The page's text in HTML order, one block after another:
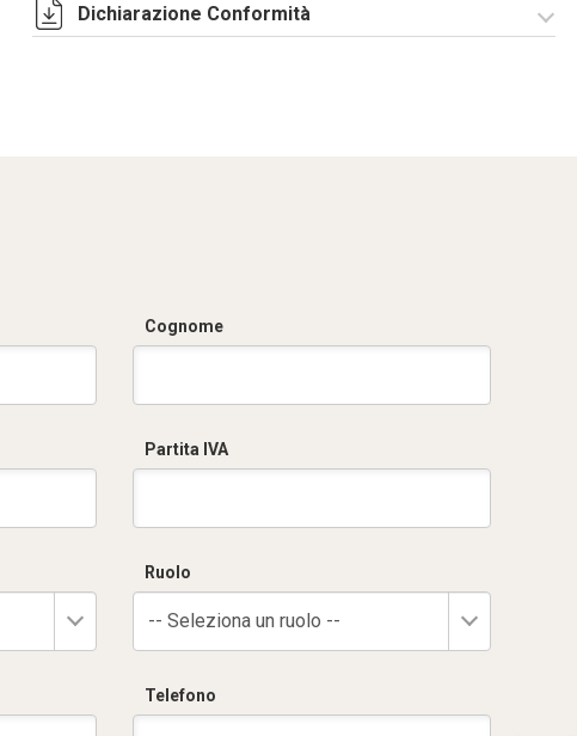
DF0049.pdf
Dichiarazione Conformità
Cognome
Partita IVA
Ruolo
-- Seleziona un ruolo --
Telefono